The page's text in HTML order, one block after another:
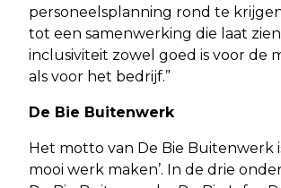
personeelsplanning rond te
tot een samenwerking die laat
inclusiviteit zowel goed is voor de
als voor het bedrijf.”
De Bie Buitenwerk
Het motto van De Bie Buitenwerk
mooi werk maken’. In de drie